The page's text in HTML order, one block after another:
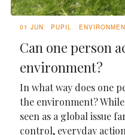
01 JUN PUPIL
Can one person
environment?
In what way does one
the environment?
seen as a global issue
control, everyday